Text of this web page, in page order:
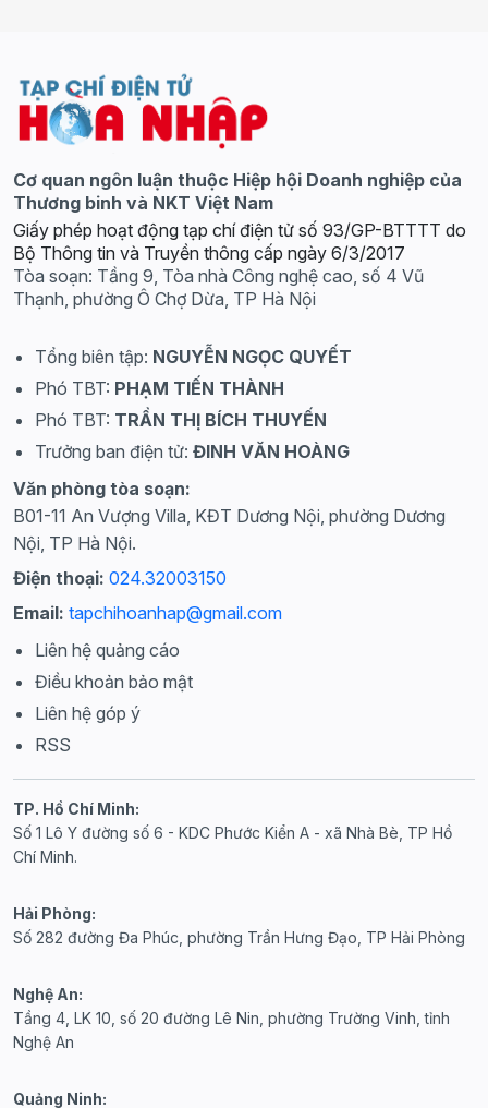
Cơ quan ngôn luận thuộc Hiệp hội Doanh nghiệp của
Thương binh và NKT Việt Nam
Giấy phép hoạt động tạp chí điện tử số 93/GP-BTTTT do
Bộ Thông tin và Truyền thông cấp ngày 6/3/2017
Tòa soạn: Tầng 9, Tòa nhà Công nghệ cao, số 4 Vũ
Thạnh, phường Ô Chợ Dừa, TP Hà Nội
Tổng biên tập: NGUYỄN NGỌC QUYẾT
Phó TBT: PHẠM TIẾN THÀNH
Phó TBT: TRẦN THỊ BÍCH THUYẾN
Trưởng ban điện tử: ĐINH VĂN HOÀNG
Văn phòng tòa soạn:
B01-11 An Vượng Villa, KĐT Dương Nội, phường Dương
Nội, TP Hà Nội.
Điện thoại: 024.32003150
Email: tapchihoanhap@gmail.com
Liên hệ quảng cáo
Điều khoản bảo mật
Liên hệ góp ý
RSS
TP. Hồ Chí Minh:
Số 1 Lô Y đường số 6 - KDC Phước Kiển A - xã Nhà Bè, TP Hồ
Chí Minh.
Hải Phòng:
Số 282 đường Đa Phúc, phường Trần Hưng Đạo, TP Hải Phòng
Nghệ An:
Tầng 4, LK 10, số 20 đường Lê Nin, phường Trường Vinh, tỉnh
Nghệ An
Quảng Ninh: